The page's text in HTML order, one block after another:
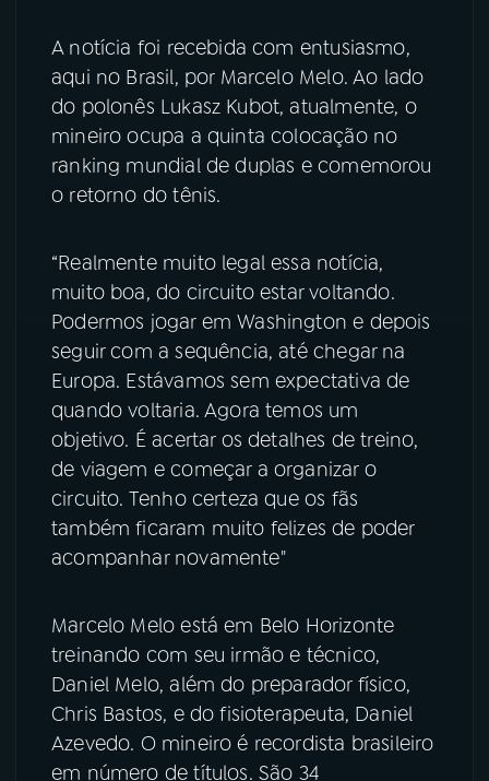
A notícia foi recebida com entusiasmo,
aqui no Brasil, por Marcelo Melo. Ao lado
do polonês Lukasz Kubot, atualmente, o
mineiro ocupa a quinta colocação no
ranking mundial de duplas e comemorou
o retorno do tênis.
“Realmente muito legal essa notícia,
muito boa, do circuito estar voltando.
Podermos jogar em Washington e depois
seguir com a sequência, até chegar na
Europa. Estávamos sem expectativa de
quando voltaria. Agora temos um
objetivo. É acertar os detalhes de treino,
de viagem e começar a organizar o
circuito. Tenho certeza que os fãs
também ficaram muito felizes de poder
acompanhar novamente"
Marcelo Melo está em Belo Horizonte
treinando com seu irmão e técnico,
Daniel Melo, além do preparador físico,
Chris Bastos, e do fisioterapeuta, Daniel
Azevedo. O mineiro é recordista brasileiro
em número de títulos. São 34